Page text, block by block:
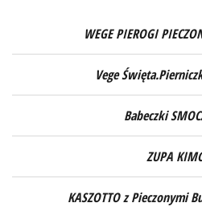
WEGE PIEROGI
Vege
Babeczki
ZUPA
KASZOTTO z Pieczonymi